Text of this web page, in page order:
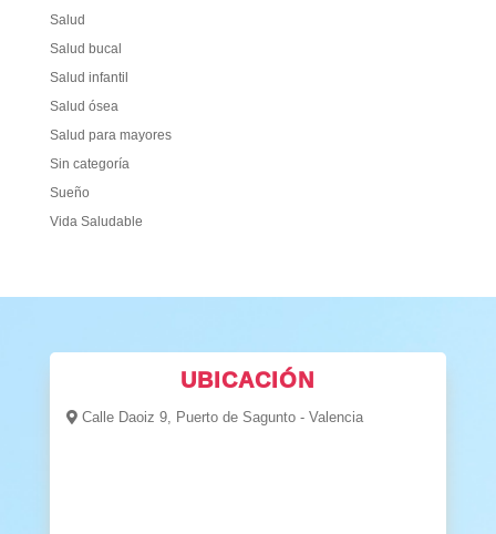
Salud
Salud bucal
Salud infantil
Salud ósea
Salud para mayores
Sin categoría
Sueño
Vida Saludable
UBICACIÓN
Calle Daoiz 9, Puerto de Sagunto - Valencia